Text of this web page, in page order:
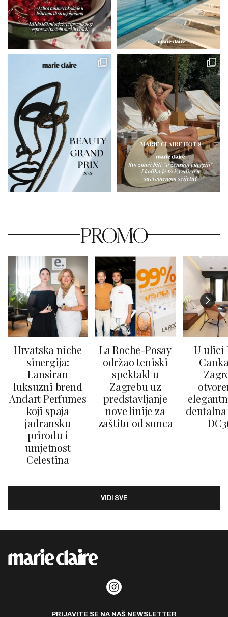
PROMO
Hrvatska niche
sinergija:
Lansiran
luksuzni brend
Andart Perfumes
koji spaja
jadransku
prirodu i
umjetnost
Celestina
La Roche-Posay
održao teniski
spektakl u
Zagrebu uz
predstavljanje
nove linije za
zaštitu od sunca
U ulici
VIDI SVE
PRIJAVITE SE NA NAŠ NEWSLETTER